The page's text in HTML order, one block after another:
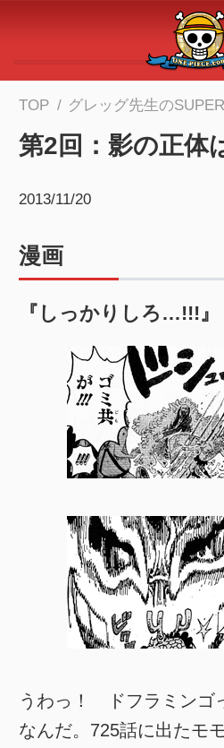
メインコンテンツへスキッ
TOP グレッグ先生の
第2回：影の正体
2013/11/20
漫画
『しっかりしろ…!!!』
うわっ！ ドフラミンゴ
なんだ。725話に出たモ